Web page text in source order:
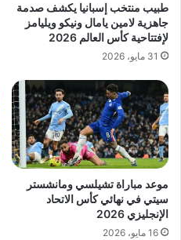
طبيب منتخب إسبانيا يكشف صدمة
جاهزية لامين يامال ونيكو ويليامز
لإفتتاحية كأس العالم 2026
31 مايو، 2026
موعد مباراة تشيلسي ومانشستر
سيتي في نهائي كأس الاتحاد
الإنجليزي 2026
16 مايو، 2026